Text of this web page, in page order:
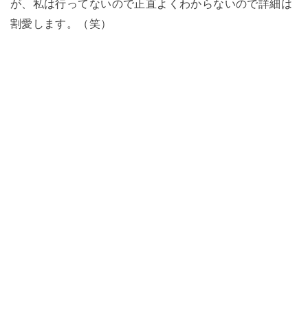
が、私は行ってないので正直よくわからないので詳細は
割愛します。（笑）